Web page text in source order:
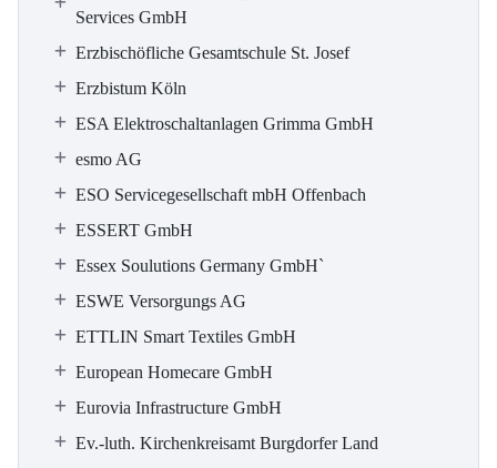
Services GmbH
Erzbischöfliche Gesamtschule St. Josef
Erzbistum Köln
ESA Elektroschaltanlagen Grimma GmbH
esmo AG
ESO Servicegesellschaft mbH Offenbach
ESSERT GmbH
Essex Soulutions Germany GmbH`
ESWE Versorgungs AG
ETTLIN Smart Textiles GmbH
European Homecare GmbH
Eurovia Infrastructure GmbH
Ev.-luth. Kirchenkreisamt Burgdorfer Land